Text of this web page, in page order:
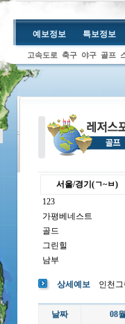
예보정보 특보정보
고속도로 축구 야구 골프
서울/경기(ㄱ~ㅂ)
123
가평베네스트
골드
그린힐
남부
뉴코리아
더크로스비
라싸
상세예보 인천그
날짜 08